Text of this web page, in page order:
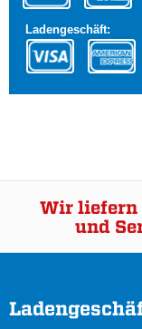
Ladengeschäft:
Wir liefern
und